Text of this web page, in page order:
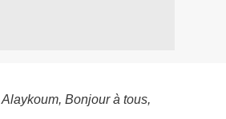
Bonjour à tous,